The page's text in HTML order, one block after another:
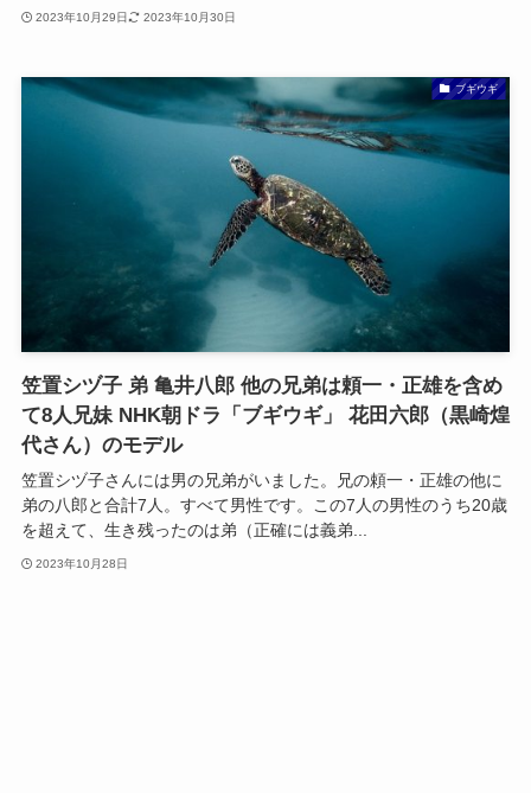
2023年10月29日 2023年10月30日
ブギウギ
笠置シヅ子 弟 亀井八郎 他の兄弟は頼一・正雄を含め
て8人兄妹 NHK朝ドラ「ブギウギ」 花田六郎（黒崎煌
代さん）のモデル
笠置シヅ子さんには男の兄弟がいました。兄の頼一・正雄の他に
弟の八郎と合計7人。すべて男性です。この7人の男性のうち20歳
を超えて、生き残ったのは弟（正確には義弟...
2023年10月28日